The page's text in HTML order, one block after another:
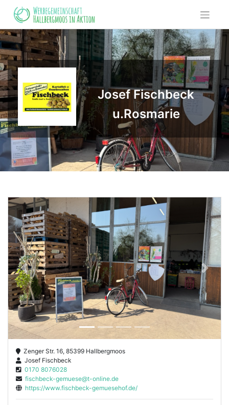
content
Josef Fischbeck
u.Rosmarie
Previous Next
Zenger Str. 16, 85399 Hallbergmoos
Josef Fischbeck
0170 8076028
fischbeck-gemuese@t-online.de
https://www.fischbeck-gemuesehof.de/